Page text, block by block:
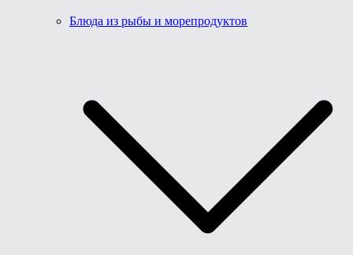
Блюда из рыбы и морепродуктов